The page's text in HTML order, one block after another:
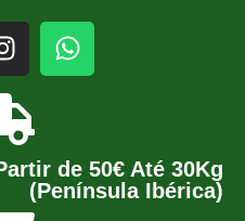
de 50€ Até 30Kg
(Península Ibérica)